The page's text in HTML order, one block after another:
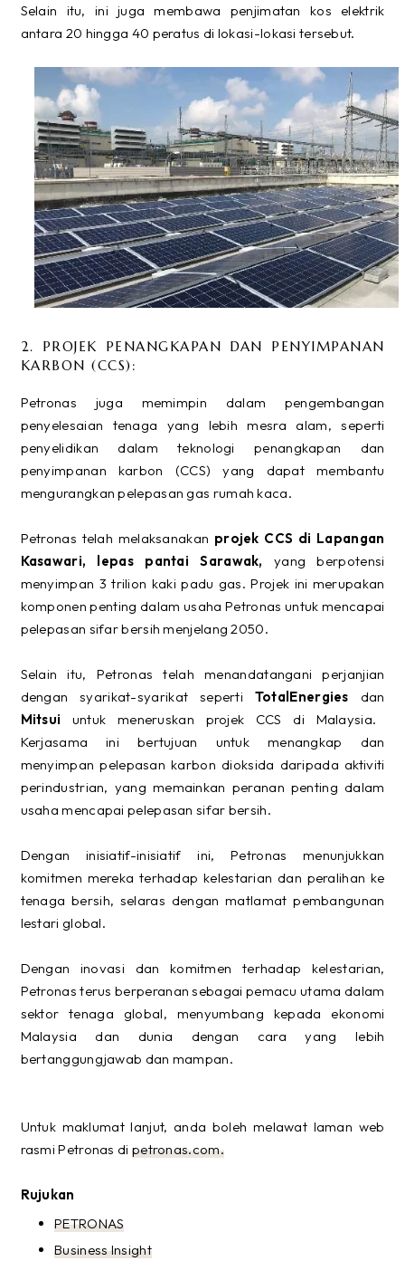
Selain itu, ini juga membawa penjimatan kos elektrik
antara 20 hingga 40 peratus di lokasi-lokasi tersebut.
2. PROJEK PENANGKAPAN DAN PENYIMPANAN
KARBON (CCS):
Petronas juga memimpin dalam pengembangan
penyelesaian tenaga yang lebih mesra alam, seperti
penyelidikan dalam teknologi penangkapan dan
penyimpanan karbon (CCS) yang dapat membantu
mengurangkan pelepasan gas rumah kaca.
Petronas telah melaksanakan projek CCS di Lapangan
Kasawari, lepas pantai Sarawak, yang berpotensi
menyimpan 3 trilion kaki padu gas. Projek ini merupakan
komponen penting dalam usaha Petronas untuk mencapai
pelepasan sifar bersih menjelang 2050.
Selain itu, Petronas telah menandatangani perjanjian
dengan syarikat-syarikat seperti TotalEnergies dan
Mitsui untuk meneruskan projek CCS di Malaysia.
Kerjasama ini bertujuan untuk menangkap dan
menyimpan pelepasan karbon dioksida daripada aktiviti
perindustrian, yang memainkan peranan penting dalam
usaha mencapai pelepasan sifar bersih.
Dengan inisiatif-inisiatif ini, Petronas menunjukkan
komitmen mereka terhadap kelestarian dan peralihan ke
tenaga bersih, selaras dengan matlamat pembangunan
lestari global.
Dengan inovasi dan komitmen terhadap kelestarian,
Petronas terus berperanan sebagai pemacu utama dalam
sektor tenaga global, menyumbang kepada ekonomi
Malaysia dan dunia dengan cara yang lebih
bertanggungjawab dan mampan.
Untuk maklumat lanjut, anda boleh melawat laman web
rasmi Petronas di petronas.com.
Rujukan
PETRONAS
Business Insight